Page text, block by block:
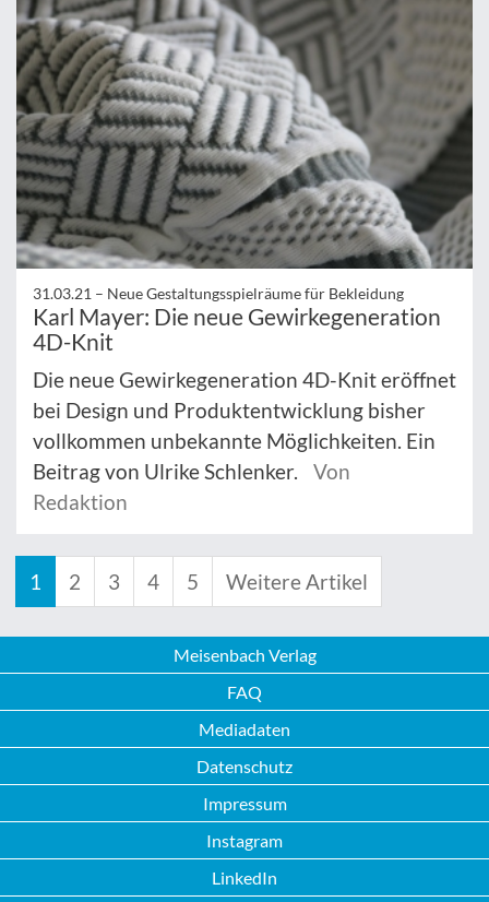
31.03.21 – Neue Gestaltungsspielräume für Bekleidung
Karl Mayer: Die neue Gewirkegeneration
4D-Knit
Die neue Gewirkegeneration 4D-Knit eröffnet
bei Design und Produktentwicklung bisher
vollkommen unbekannte Möglichkeiten. Ein
Beitrag von Ulrike Schlenker.
Von
Redaktion
1 2 3 4 5 Weitere Artikel
Meisenbach Verlag
FAQ
Mediadaten
Datenschutz
Impressum
Instagram
LinkedIn